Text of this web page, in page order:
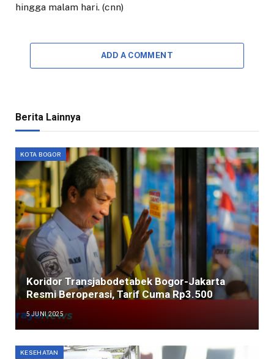
hingga malam hari. (cnn)
ADD A COMMENT
Berita Lainnya
KOTA BOGOR
Koridor Transjabodetabek Bogor-Jakarta
Resmi Beroperasi, Tarif Cuma Rp3.500
5 JUNI 2025
KESEHATAN